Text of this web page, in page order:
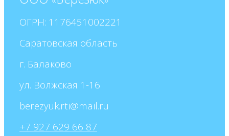
ОГРН: 1176451002221
Саратовская область
г. Балаково
ул. Волжская 1-16
+7 927 629 66 87